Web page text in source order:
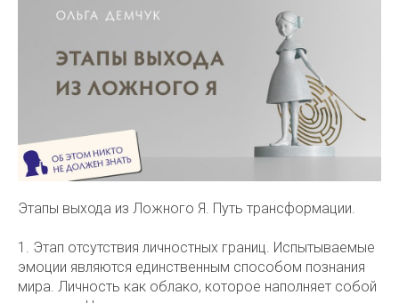
Этапы выхода из Ложного Я. Путь трансформации.
1. Этап отсутствия личностных границ. Испытываемые
эмоции являются единственным способом познания
мира. Личность как облако, которое наполняет собой